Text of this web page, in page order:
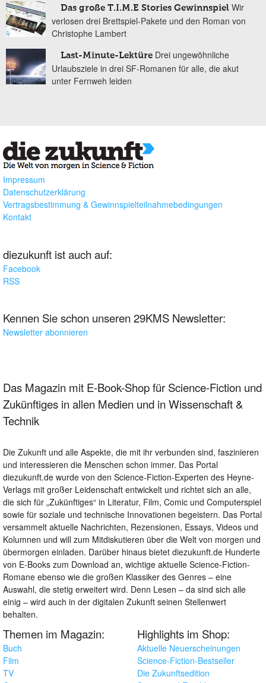
Das große T.I.M.E Stories Gewinnspiel Wir
verlosen drei Brettspiel-Pakete und den Roman von
Christophe Lambert
Last-Minute-Lektüre Drei ungewöhnliche
Urlaubsziele in drei SF-Romanen für alle, die akut
unter Fernweh leiden
Impressum
Datenschutzerklärung
Vertragsbestimmung & Gewinnspielteilnahmebedingungen
Kontakt
diezukunft ist auch auf:
Facebook
RSS
Kennen Sie schon unseren 29KMS Newsletter:
Newsletter abonnieren
Das Magazin mit E-Book-Shop für Science-Fiction und
Zukünftiges in allen Medien und in Wissenschaft &
Technik
Die Zukunft und alle Aspekte, die mit ihr verbunden sind, faszinieren
und interessieren die Menschen schon immer. Das Portal
diezukunft.de wurde von den Science-Fiction-Experten des Heyne-
Verlags mit großer Leidenschaft entwickelt und richtet sich an alle,
die sich für „Zukünftiges“ in Literatur, Film, Comic und Computerspiel
sowie für soziale und technische Innovationen begeistern. Das Portal
versammelt aktuelle Nachrichten, Rezensionen, Essays, Videos und
Kolumnen und will zum Mitdiskutieren über die Welt von morgen und
übermorgen einladen. Darüber hinaus bietet diezukunft.de Hunderte
von E-Books zum Download an, wichtige aktuelle Science-Fiction-
Romane ebenso wie die großen Klassiker des Genres – eine
Auswahl, die stetig erweitert wird. Denn Lesen – da sind sich alle
einig – wird auch in der digitalen Zukunft seinen Stellenwert
behalten.
Themen im Magazin:
Buch
Film
TV
Highlights im Shop:
Aktuelle Neuerscheinungen
Science-Fiction-Bestseller
Die Zukunftsedition